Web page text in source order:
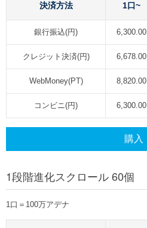
決済方法 1口~
銀行振込(円) 6,300.00
クレジット決済(円) 6,678.00
WebMoney(PT) 8,820.00
コンビニ(円) 6,300.00
購入
1段階進化スクロール 60個
1口＝100万アデナ